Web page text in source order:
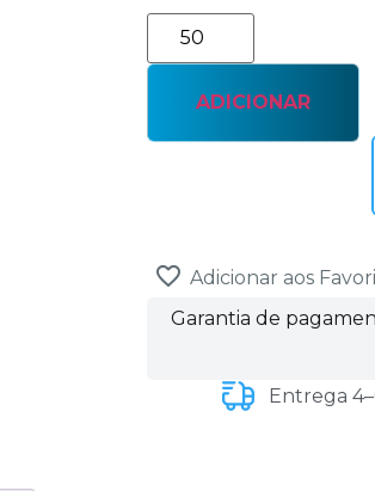
ADICIONAR
Adicionar aos
Garantia de
Entrega